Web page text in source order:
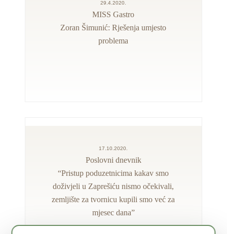
29.4.2020.
MISS Gastro
Zoran Šimunić: Rješenja umjesto
problema
17.10.2020.
Poslovni dnevnik
“Pristup poduzetnicima kakav smo
doživjeli u Zaprešiću nismo očekivali,
zemljište za tvornicu kupili smo već za
mjesec dana”